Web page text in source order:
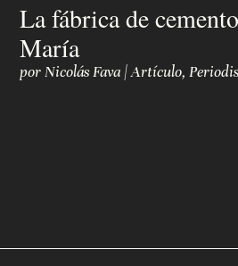
La fábrica de
María
porNicolás Fava |Artículo,